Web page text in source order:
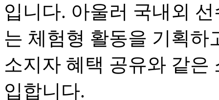
입니다. 아울러 국내외
는 체험형 활동을 기획하
소지자 혜택 공유와 같은
입합니다.